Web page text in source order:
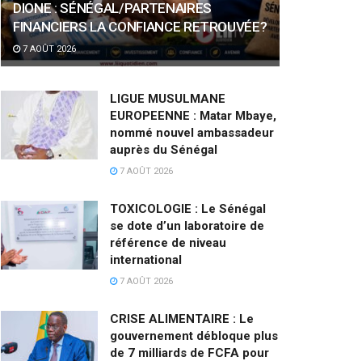
DIONE : SÉNÉGAL/PARTENAIRES
FINANCIERS LA CONFIANCE RETROUVÉE?
7 AOÛT 2026
LIGUE MUSULMANE
EUROPEENNE : Matar Mbaye,
nommé nouvel ambassadeur
auprès du Sénégal
7 AOÛT 2026
TOXICOLOGIE : Le Sénégal
se dote d’un laboratoire de
référence de niveau
international
7 AOÛT 2026
CRISE ALIMENTAIRE : Le
gouvernement débloque plus
de 7 milliards de FCFA pour